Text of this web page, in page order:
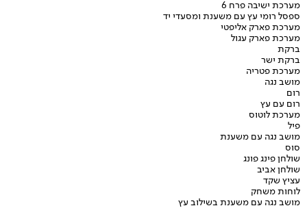
מערכת ישיבה פרח 6
ספסל רומי עץ עם משענת ומסעדי יד
מערכת פארק אליפטי
מערכת פארק עגול
ברקת
ברקת ישר
מערכת פטריה
מושב נגה
רום
רום עם עץ
מערכת לוטוס
פיל
מושב נגה עם משענת
סוס
שולחן פינג פונג
שולחן אביב
עציץ שקד
לוחות משחק
מושב נגה עם משענת בשילוב עץ